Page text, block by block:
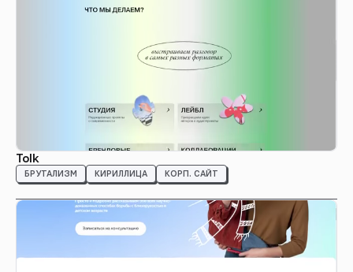
Tolk
БРУТАЛИЗМ КИРИЛЛИЦА КОРП. САЙТ